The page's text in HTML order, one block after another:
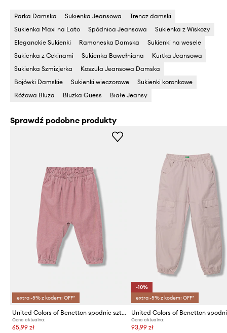
Parka Damska Sukienka Jeansowa
Trencz damski
Sukienka Maxi na Lato
Spódnica Jeansowa
Sukienka z Wiskozy
Eleganckie Sukienki
Ramoneska Damska
Sukienki na wesele
Sukienka z Cekinami
Sukienka Bawełniana
Kurtka Jeansowa
Sukienka Szmizjerka
Koszula Jeansowa Damska
Bojówki Damskie
Sukienki wieczorowe
Sukienki koronkowe
Różowa Bluza
Bluzka Guess Białe Jeansy
Sprawdź podobne produkty
extra -5% z kodem: OFF*
United Colors of Benetton spodnie sztruksowe niemowlęce
Cena aktualna:
65,99 zł
-10%
extra -5% z kodem: OFF*
Cena aktualna:
93,99 zł